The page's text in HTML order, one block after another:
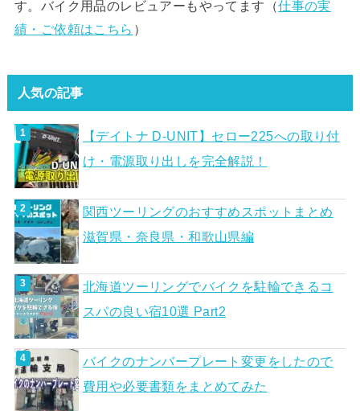
す。バイク用品のレビュアーもやってます（仕事の実
績・ご依頼はこちら ）
人気の記事
【デイトナ D-UNIT】セロー225への取り付
け・電源取り出しを完全解説！
関西ツーリングのおすすめスポットまとめ
滋賀県・奈良県・和歌山県編
北海道ツーリングでバイクを駐輪できるコ
スパの良い宿10選 Part2
バイクのナンバープレート変更をしたので
費用や必要書類をまとめてみた